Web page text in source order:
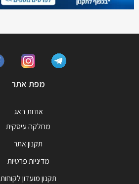
מפת אתר
אודות באג
מחלקה עיסקית
תקנון אתר
מדיניות פרטיות
תקנון מועדון לקוחות